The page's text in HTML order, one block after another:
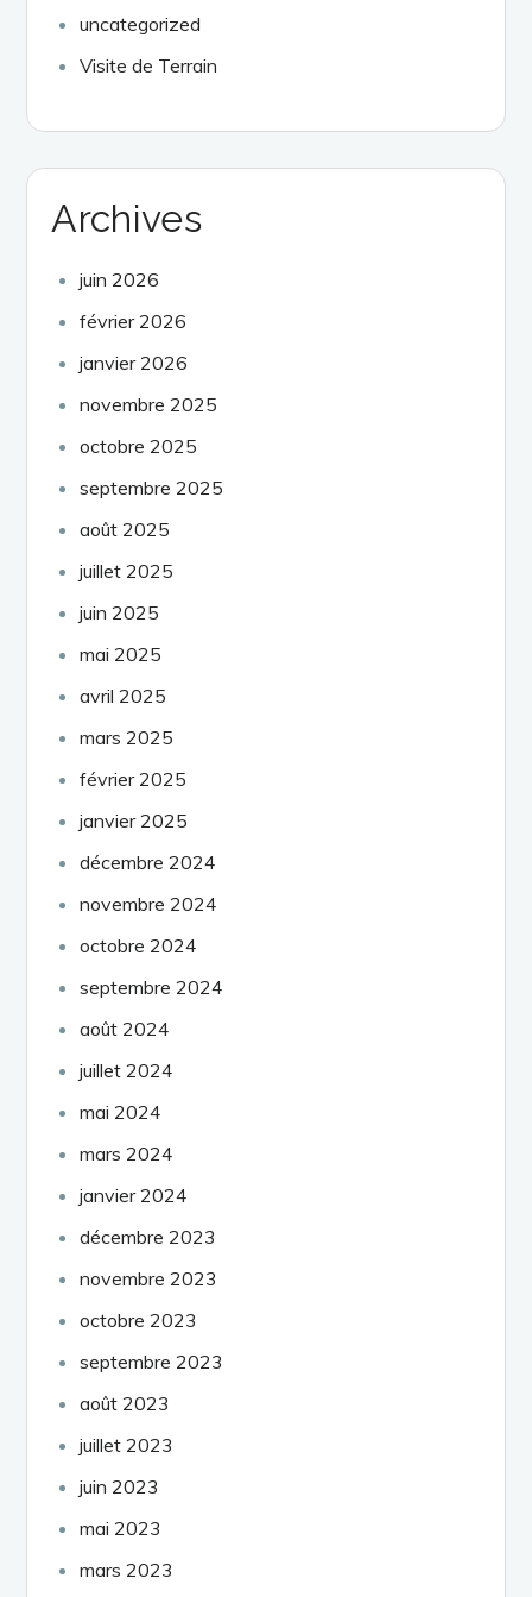
uncategorized
Visite de Terrain
Archives
juin 2026
février 2026
janvier 2026
novembre 2025
octobre 2025
septembre 2025
août 2025
juillet 2025
juin 2025
mai 2025
avril 2025
mars 2025
février 2025
janvier 2025
décembre 2024
novembre 2024
octobre 2024
septembre 2024
août 2024
juillet 2024
mai 2024
mars 2024
janvier 2024
décembre 2023
novembre 2023
octobre 2023
septembre 2023
août 2023
juillet 2023
juin 2023
mai 2023
mars 2023